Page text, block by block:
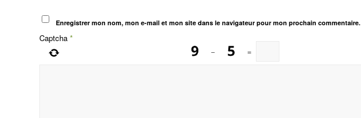
Enregistrer mon nom, mon e-mail et mon site dans le navigateur pour mon prochain commentaire.
Captcha *
−
=